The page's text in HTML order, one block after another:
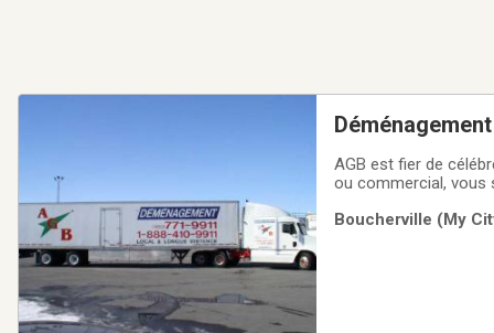
AGB est fier de
ou commercial, vous
vous garantir le
Boucherville (My